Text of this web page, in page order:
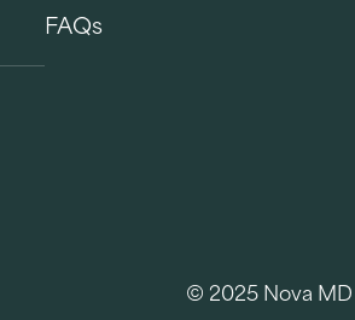
FAQs
© 2025 Nova MD